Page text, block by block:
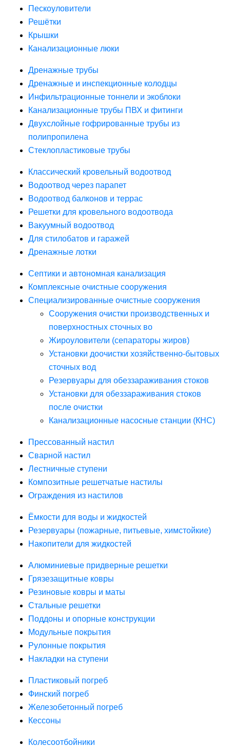
Пескоуловители
Решётки
Крышки
Канализационные люки
Дренажные трубы
Дренажные и инспекционные колодцы
Инфильтрационные тоннели и экоблоки
Канализационные трубы ПВХ и фитинги
Двухслойные гофрированные трубы из
полипропилена
Стеклопластиковые трубы
Классический кровельный водоотвод
Водоотвод через парапет
Водоотвод балконов и террас
Решетки для кровельного водоотвода
Вакуумный водоотвод
Для стилобатов и гаражей
Дренажные лотки
Септики и автономная канализация
Комплексные очистные сооружения
Специализированные очистные сооружения
Сооружения очистки производственных и
поверхностных сточных во
Жироуловители (сепараторы жиров)
Установки доочистки хозяйственно-бытовых
сточных вод
Резервуары для обеззараживания стоков
Установки для обеззараживания стоков
после очистки
Канализационные насосные станции (КНС)
Прессованный настил
Сварной настил
Лестничные ступени
Композитные решетчатые настилы
Ограждения из настилов
Ёмкости для воды и жидкостей
Резервуары (пожарные, питьевые, химстойкие)
Накопители для жидкостей
Алюминиевые придверные решетки
Грязезащитные ковры
Резиновые ковры и маты
Стальные решетки
Поддоны и опорные конструкции
Модульные покрытия
Рулонные покрытия
Накладки на ступени
Пластиковый погреб
Финский погреб
Железобетонный погреб
Кессоны
Колесоотбойники